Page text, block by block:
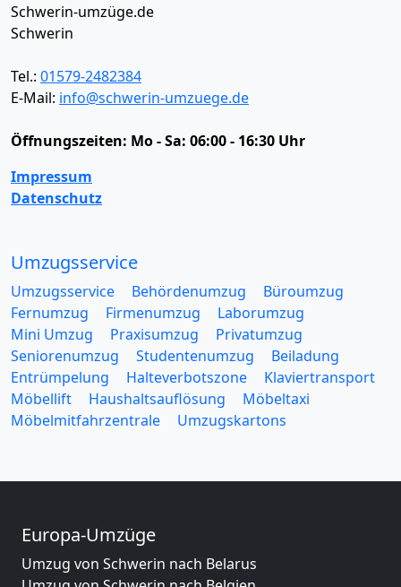
Schwerin-umzüge.de
Schwerin
Tel.: 01579-2482384
E-Mail: info@schwerin-umzuege.de
Öffnungszeiten: Mo - Sa: 06:00 - 16:30 Uhr
Impressum
Datenschutz
Umzugsservice
Umzugsservice Behördenumzug
Büroumzug
Fernumzug
Firmenumzug
Laborumzug
Mini Umzug
Praxisumzug
Privatumzug
Seniorenumzug
Studentenumzug
Beiladung
Entrümpelung
Halteverbotszone
Klaviertransport
Möbellift
Haushaltsauflösung
Möbeltaxi
Möbelmitfahrzentrale
Umzugskartons
Europa-Umzüge
Umzug von Schwerin nach Belarus